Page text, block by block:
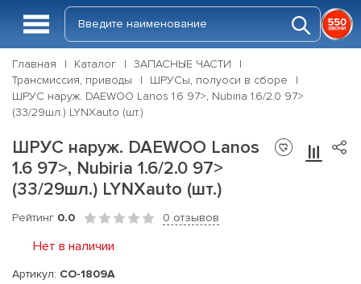
Главная Каталог
ЗАПАСНЫЕ ЧАСТИ
Трансмиссия, приводы
ШРУСы, полуоси в сборе
ШРУС наруж. DAEWOO Lanos 1.6 97>, Nubiria 1.6/2.0 97>
(33/29шл.) LYNXauto (шт.)
ШРУС наруж. DAEWOO Lanos
1.6 97>, Nubiria 1.6/2.0 97>
(33/29шл.) LYNXauto (шт.)
Рейтинг 0.0 0 отзывов
Нет в наличии
Артикул: CO-1809A